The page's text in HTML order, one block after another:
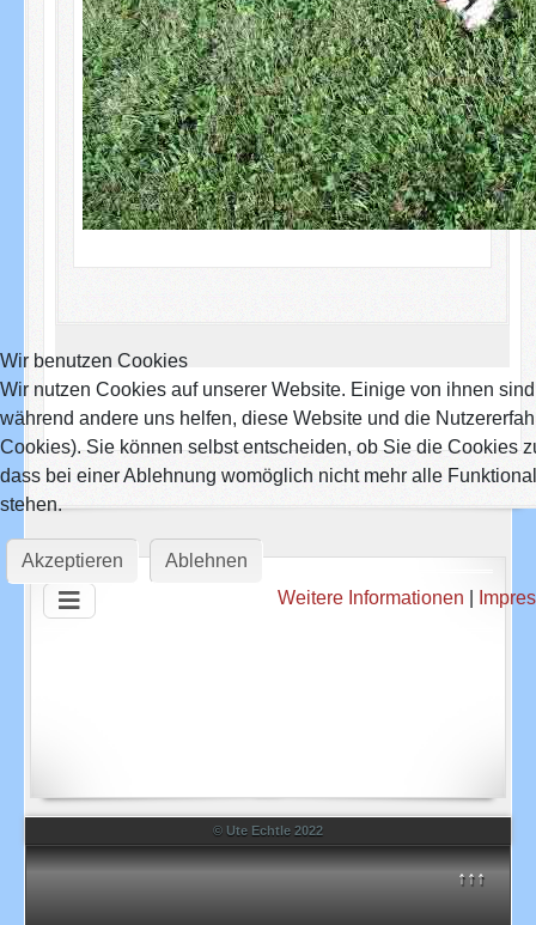
© Ute Echtle 2022
↑↑↑
Wir benutzen Cookies
Wir nutzen Cookies auf unserer Website. Einige von ihnen
während andere uns helfen, diese Website und die
Cookies). Sie können selbst entscheiden, ob Sie die Cookies
dass bei einer Ablehnung womöglich nicht mehr alle
stehen.
Akzeptieren
Ablehnen
Weitere Informationen